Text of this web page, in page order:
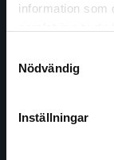
information som
Nödvändig
Inställningar
Det verkar
Vi erbjuder
att kunna
Studentlitteratur
ledande